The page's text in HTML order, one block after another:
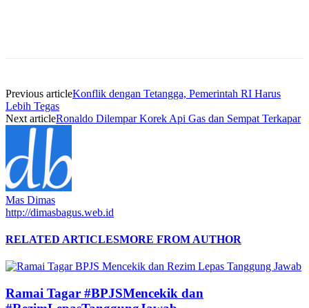
Previous articleKonflik dengan Tetangga, Pemerintah RI Harus
Lebih Tegas
Next articleRonaldo Dilempar Korek Api Gas dan Sempat Terkapar
Mas Dimas
http://dimasbagus.web.id
RELATED ARTICLESMORE FROM AUTHOR
Ramai Tagar #BPJSMencekik dan